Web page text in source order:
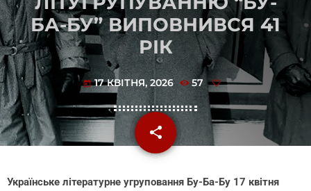
БА-БУ” ВИПОВНИВСЯ 41
РІК
today 17 КВІТНЯ, 2026 57
share
email
Українське літературне угруповання Бу-Ба-Бу 17 квітня